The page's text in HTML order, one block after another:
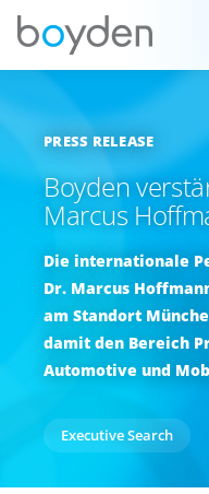
PRESS RELEASE
Boyden
Marcus
Die internationale
Dr. Marcus
am Standort
damit den Bereich
Automotive und
Executive Search